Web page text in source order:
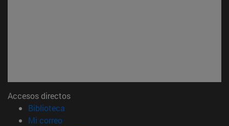
Accesos directos
Biblioteca
Mi correo(abre en nueva ventana)